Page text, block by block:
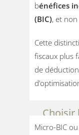
bénéfices
(BIC), et
Cette
fiscaux plus
de
Choisir
Micro-BIC